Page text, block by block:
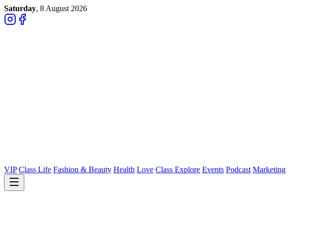
Saturday, 8 August 2026
VIP Class Life Fashion & Beauty Health Love Class Explore Events Podcast Marketing